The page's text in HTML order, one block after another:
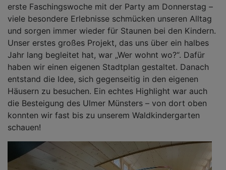
erste Faschingswoche mit der Party am Donnerstag –
viele besondere Erlebnisse schmücken unseren Alltag
und sorgen immer wieder für Staunen bei den Kindern.
Unser erstes großes Projekt, das uns über ein halbes
Jahr lang begleitet hat, war „Wer wohnt wo?“. Dafür
haben wir einen eigenen Stadtplan gestaltet. Danach
entstand die Idee, sich gegenseitig in den eigenen
Häusern zu besuchen. Ein echtes Highlight war auch
die Besteigung des Ulmer Münsters – von dort oben
konnten wir fast bis zu unserem Waldkindergarten
schauen!